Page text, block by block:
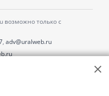
возможно только с
, adv@uralweb.ru